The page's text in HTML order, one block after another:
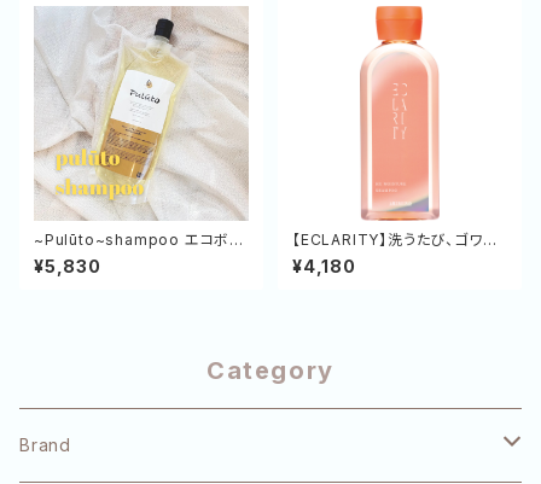
~Pulūto~shampoo エコボト
ル 500㎖
¥5,830
【ECLARITY】洗うたび、ゴワつ
きをほぐす。毛先までやわらかく、
満ちる潤いを与えるHXモイスチ
¥4,180
Category
Brand